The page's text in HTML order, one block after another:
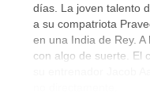
días. La joven talento
a su compatriota
en una India de Rey.
con algo de suerte. El